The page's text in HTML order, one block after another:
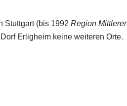
Stuttgart (bis 1992 Region Mittlerer
Erligheim keine weiteren Orte.